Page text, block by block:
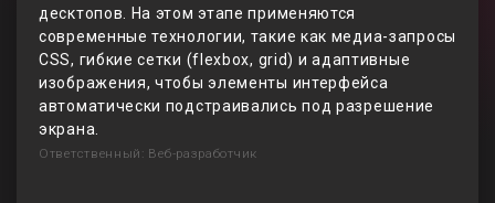
десктопов. На этом этапе применяются
современные технологии, такие как медиа-запросы
CSS, гибкие сетки (flexbox, grid) и адаптивные
изображения, чтобы элементы интерфейса
автоматически подстраивались под разрешение
экрана.
Ответственный: Веб-разработчик